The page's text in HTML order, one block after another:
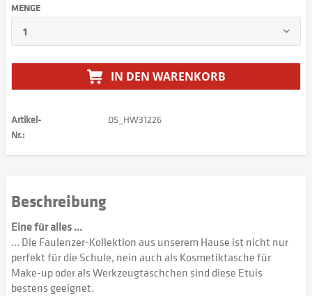
MENGE
IN DEN WARENKORB
Artikel-
Nr.:
DS_HW31226
Beschreibung
Eine für alles ...
... Die Faulenzer-Kollektion aus unserem Hause ist nicht nur
perfekt für die Schule, nein auch als Kosmetiktasche für
Make-up oder als Werkzeugtäschchen sind diese Etuis
bestens geeignet.